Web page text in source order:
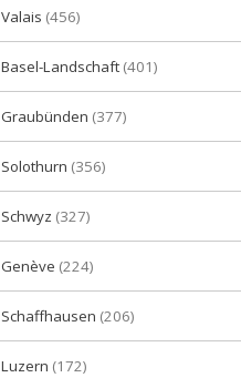
Valais (456)
Basel-Landschaft (401)
Graubünden (377)
Solothurn (356)
Schwyz (327)
Genève (224)
Schaffhausen (206)
Luzern (172)